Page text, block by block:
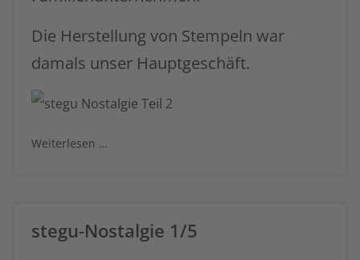
Die Herstellung von Stempeln war
damals unser Hauptgeschäft.
Weiterlesen …
stegu-Nostalgie 1/5